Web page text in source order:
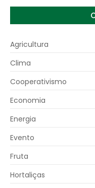
Agricultura
Clima
Cooperativismo
Economia
Energia
Evento
Fruta
Hortaliças